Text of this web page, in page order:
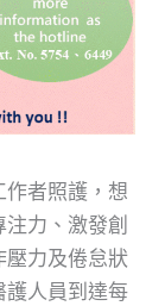
者照護，想
力、激發創
力及倦怠狀
人員到達每